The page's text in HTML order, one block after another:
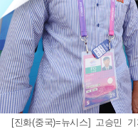
[진화(중국)=뉴시스] 고승민